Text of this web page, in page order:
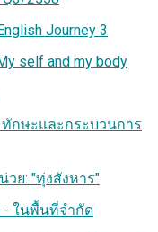
Journey 3
self and my body
กษะและกระบวนการ
ย: "ทุ่งสังหาร"
- ในพื้นที่จำกัด